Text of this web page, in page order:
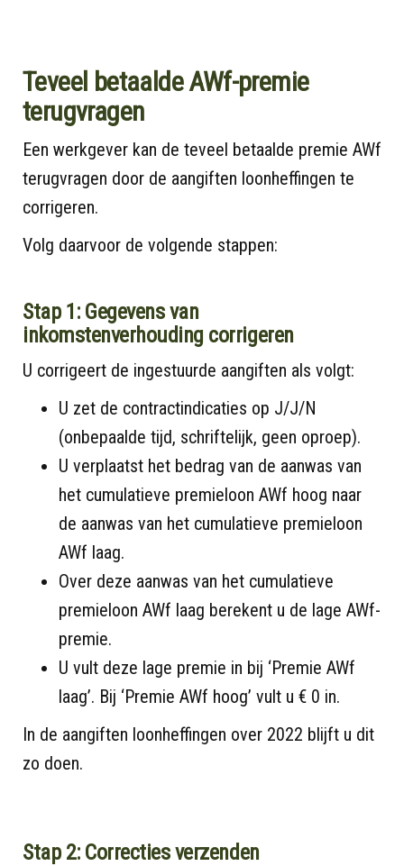
Teveel betaalde AWf-premie
terugvragen
Een werkgever kan de teveel betaalde premie AWf
terugvragen door de aangiften loonheffingen te
corrigeren.
Volg daarvoor de volgende stappen:
Stap 1: Gegevens van
inkomstenverhouding corrigeren
U corrigeert de ingestuurde aangiften als volgt:
U zet de contractindicaties op J/J/N
(onbepaalde tijd, schriftelijk, geen oproep).
U verplaatst het bedrag van de aanwas van
het cumulatieve premieloon AWf hoog naar
de aanwas van het cumulatieve premieloon
AWf laag.
Over deze aanwas van het cumulatieve
premieloon AWf laag berekent u de lage AWf-
premie.
U vult deze lage premie in bij ‘Premie AWf
laag’. Bij ‘Premie AWf hoog’ vult u € 0 in.
In de aangiften loonheffingen over 2022 blijft u dit
zo doen.
Stap 2: Correcties verzenden